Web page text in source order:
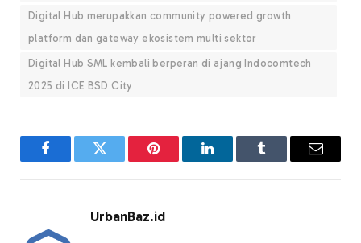
Digital Hub merupakkan community powered growth
platform dan gateway ekosistem multi sektor
Digital Hub SML kembali berperan di ajang Indocomtech
2025 di ICE BSD City
FacebookTwitter Pinterest LinkedInTumblr Email
UrbanBaz.id